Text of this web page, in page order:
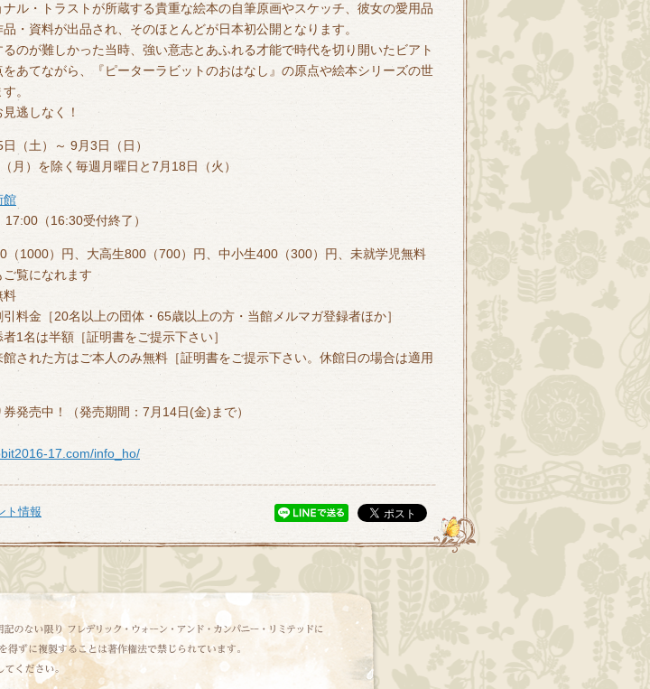
ル・トラストが所蔵する貴重な絵本の自筆原画やスケッチ、彼女の愛用品
・資料が出品され、そのほとんどが日本初公開となります。
のが難しかった当時、強い意志とあふれる才能で時代を切り開いたビアト
をあてながら、『ピーターラビットのおはなし』の原点や絵本シリーズの世
。
逃しなく！
（土）～ 9月3日（日）
月）を除く毎週月曜日と7月18日（火）
館
（16:30受付終了）
（1000）円、大高生800（700）円、中小生400（300）円、未就学児無料
覧になれます
料
金［20名以上の団体・65歳以上の方・当館メルマガ登録者ほか］
1名は半額［証明書をご提示下さい］
された方はご本人のみ無料［証明書をご提示下さい。休館日の場合は適用
発売中！（発売期間：7月14日(金)まで）
17.com/info_ho/
ト情報